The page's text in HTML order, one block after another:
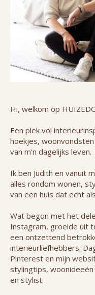
Hi, welkom op
Een plek vol
hoekjes,
van m’n dagelijks leven.
Ik ben Judith en vanuit
alles rondom wonen,
van een huis dat echt
Wat begon met het
Instagram, groeide uit
een ontzettend
interieurliefhebbers.
Pinterest en mijn
stylingtips,
en stylist.